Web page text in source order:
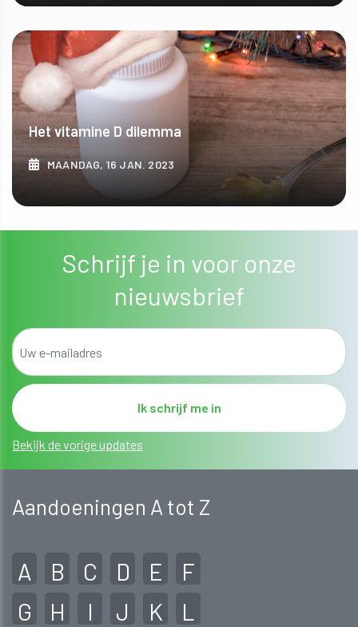
ONTDEK MEER
Het vitamine D dilemma
MAANDAG, 16 JAN. 2023
ONTDEK MEER
Schrijf je in voor onze
nieuwsbrief
Bekijk de vorige updates
Aandoeningen A tot Z
A B C D E
F
G
H I J K
L